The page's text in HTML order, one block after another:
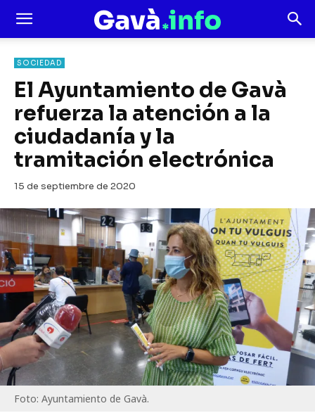
SOCIEDAD
El Ayuntamiento de Gavà
refuerza la atención a la
ciudadanía y la
tramitación electrónica
15 de septiembre de 2020
Foto: Ayuntamiento de Gavà.